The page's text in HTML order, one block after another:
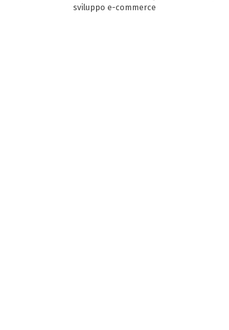
sviluppo e-commerce